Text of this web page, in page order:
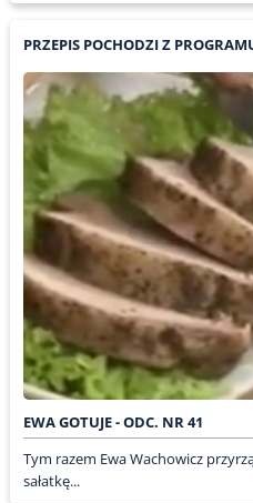
PRZEPIS POCHODZI Z
EWA GOTUJE - ODC. NR 41
Tym razem Ewa Wachowicz
sałatkę...